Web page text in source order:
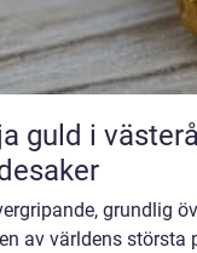
i västerås så får du ut mest av
grundlig
av världens största